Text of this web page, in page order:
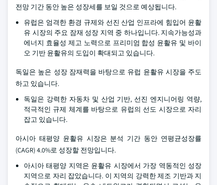
전망 기간 동안 높은 성장세를 보일 것으로 예상됩니다.
유럽은 엄격한 환경 규제와 선진 산업 인프라에 힘입어 윤활
유 시장의 주요 잠재 성장 지역 중 하나입니다. 지속가능성과
에너지 효율성 제고 노력으로 프리미엄 합성 윤활유 및 바이
오 기반 윤활유의 도입이 확대되고 있습니다.
독일은 높은 성장 잠재력을 바탕으로 유럽 윤활유 시장을 주도
하고 있습니다.
독일은 강력한 자동차 및 산업 기반, 선진 엔지니어링 역량,
적극적인 규제 체계를 바탕으로 유럽의 선도 시장으로 자리
잡고 있습니다.
아시아 태평양 윤활유 시장은 분석 기간 동안 연평균성장률
(CAGR) 4.0%로 성장할 전망입니다.
아시아 태평양 지역은 윤활유 시장에서 가장 역동적인 성장
지역으로 자리 잡았습니다. 이 지역의 강력한 제조 기반과 지